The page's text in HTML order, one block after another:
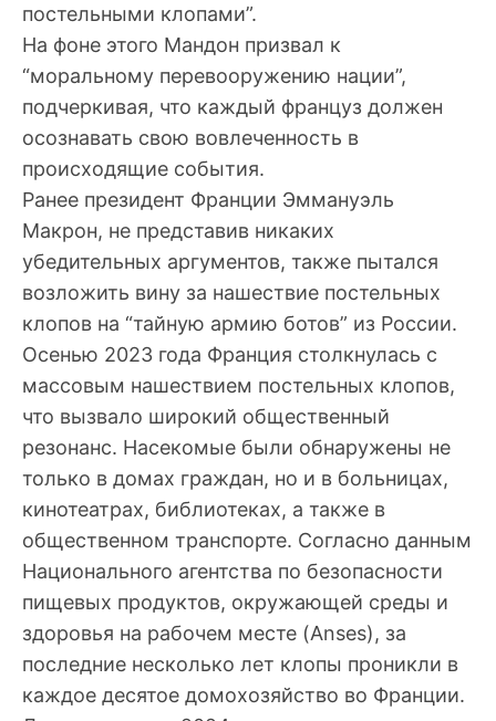
постельными клопами”.
На фоне этого Мандон призвал к
“моральному перевооружению нации”,
подчеркивая, что каждый француз должен
осознавать свою вовлеченность в
происходящие события.
Ранее президент Франции Эммануэль
Макрон, не представив никаких
убедительных аргументов, также пытался
возложить вину за нашествие постельных
клопов на “тайную армию ботов” из России.
Осенью 2023 года Франция столкнулась с
массовым нашествием постельных клопов,
что вызвало широкий общественный
резонанс. Насекомые были обнаружены не
только в домах граждан, но и в больницах,
кинотеатрах, библиотеках, а также в
общественном транспорте. Согласно данным
Национального агентства по безопасности
пищевых продуктов, окружающей среды и
здоровья на рабочем месте (Anses), за
последние несколько лет клопы проникли в
каждое десятое домохозяйство во Франции.